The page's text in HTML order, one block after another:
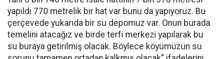
yapıldı 770 metrelik bir hat var bunu da yapıyoruz. Bu
çerçevede yukarıda bir su depomuz var. Onun burada
temelini atacağız ve birde terfi merkezi yapılarak bu
su buraya getirilmiş olacak. Böylece köyümüzün su